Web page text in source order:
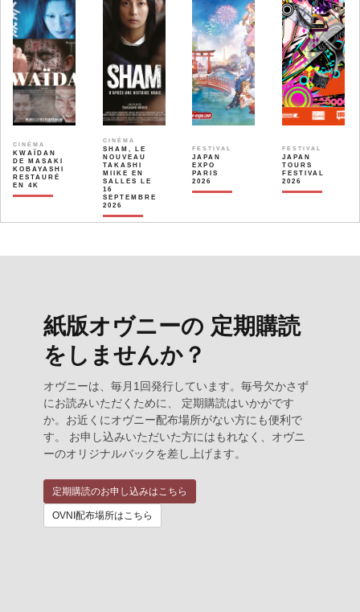
CINÉMA
KWAÏDAN
DE MASAKI
KOBAYASHI
RESTAURÉ
EN 4K
CINÉMA
SHAM, LE
NOUVEAU
TAKASHI
MIIKE EN
SALLES LE
16
SEPTEMBRE
2026
FESTIVAL
JAPAN
EXPO
PARIS
2026
FESTIVAL
JAPAN
TOURS
FESTIVAL
2026
紙版オヴニーの 定期購読
をしませんか？
オヴニーは、毎月1回発行しています。毎号欠かさず
にお読みいただくために、 定期購読はいかがです
か。お近くにオヴニー配布場所がない方にも便利で
す。 お申し込みいただいた方にはもれなく、オヴニ
ーのオリジナルバックを差し上げます。
定期購読のお申し込みはこちら
OVNI配布場所はこちら